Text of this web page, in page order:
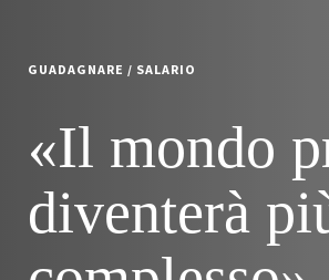
GUADAGNARE / SALARIO
«Il mondo
diventerà